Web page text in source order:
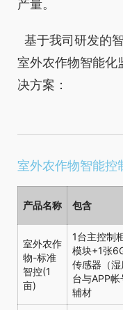
产量。
基于我司研发的
室外农作物智能化
决方案：
室外农作物智能控
产品名称 包含
室外农作
物-标准
智控(1
亩)
1台主控制
模块+1张
传感器（
台与APP
辅材